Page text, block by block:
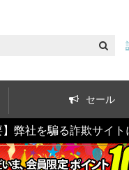
セール
】弊社を騙る詐欺サイ